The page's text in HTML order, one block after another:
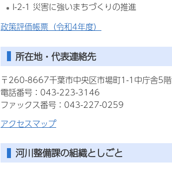
I-2-1 災害に強いまちづくりの推進
政策評価帳票（令和4年度）
所在地・代表連絡先
〒260-8667千葉市中央区市場町1-1中庁舎5階
電話番号：043-223-3146
ファックス番号：043-227-0259
アクセスマップ
河川整備課の組織としごと